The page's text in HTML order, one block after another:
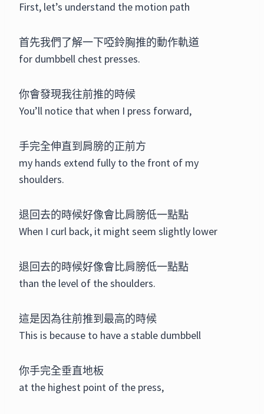
First, let’s understand the motion path
首先我們了解一下啞鈴胸推的動作軌道
for dumbbell chest presses.
你會發現我往前推的時候
You’ll notice that when I press forward,
手完全伸直到肩膀的正前方
my hands extend fully to the front of my
shoulders.
退回去的時候好像會比肩膀低一點點
When I curl back, it might seem slightly lower
退回去的時候好像會比肩膀低一點點
than the level of the shoulders.
這是因為往前推到最高的時候
This is because to have a stable dumbbell
你手完全垂直地板
at the highest point of the press,